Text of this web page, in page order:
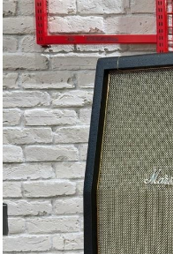
エレキギター
ベース
ドラム
キーボード